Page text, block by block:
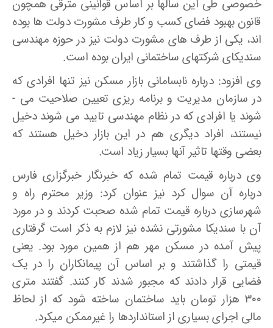
خصوصی طی این سالها بر اساس قوانینی مترقی همچون
قانون بهبود فضای کسب و کار طرف مشورت دولت ها بوده
­اند، یکی از طرف های مشورت دولت نیز در حوزه مهندسی
سندیکای شرکتهای ساختمانی ایران بوده است.
وی افزود: درباره نابسامانی بازار مسکن نیز تنها افرادی که
در سازمان مدیریت و برنامه­ ریزی تعیین صلاحیت می ­
شوند یا افرادی که در نظام مهندسی تایید می ­شوند دخیل
نیستند، افراد دیگری هم در این بازار دخیل هستند که
بعضی وقتها تاثیر آنها بسیار زیاد است.
وی درباره قیمت تمام شده که خبرنگار خبرگزاری فارس
درباره آن سوال کرد نیز عنوان کرد: وزیر محترم راه­ و
شهرسازی درباره قیمت تمام شده صحبت کردند و در مورد
آن با سندیکا مشورتی نشده نیز لازم به ذکر است گرفتاری
پیش آمده در مسکن مهر هم از همین مورد بود. یعنی
قیمتی را گذاشتند و بر اساس آن پیمانکاران را در یک
فضایی قرار دادند که مجبور شدند کار کنند. گفتند متری
۳۰۰ هزار تومان باید ساختمان ساخته شود که از لحاظ
مالی اجرای بسیاری از استانداردها را غیرممکن می­کرد.